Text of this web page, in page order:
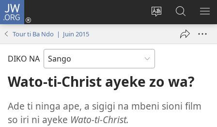
JW.ORG
Changé
na
ti
connecté
fini
Gingo
aye
na
JW.ORG
FA
Tour ti Ba Ndo | Juin 2015
DIKO NA
Wato-ti-Christ ayeke zo wa?
Ade ti ninga ape, a sigigi na mbeni sioni film
so iri ni ayeke Wato-ti-Christ.